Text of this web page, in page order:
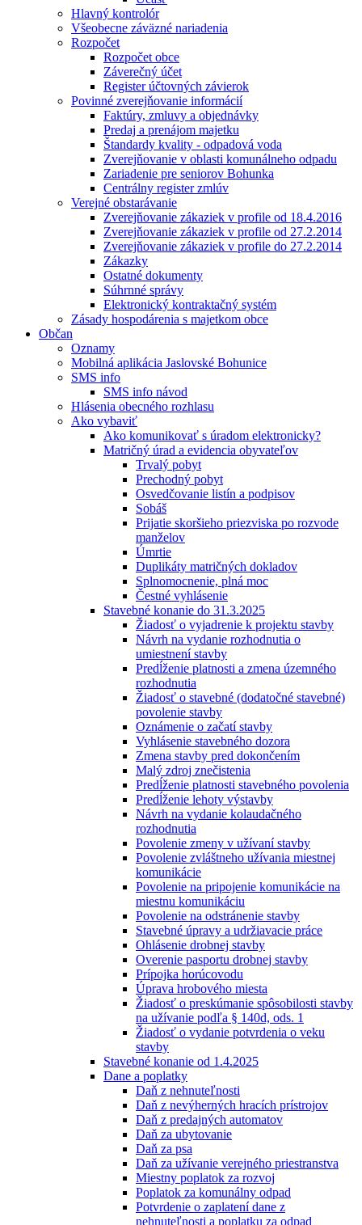
Hlavný kontrolór
Všeobecne záväzné nariadenia
Rozpočet
Rozpočet obce
Záverečný účet
Register účtovných závierok
Povinné zverejňovanie informácií
Faktúry, zmluvy a objednávky
Predaj a prenájom majetku
Štandardy kvality - odpadová voda
Zverejňovanie v oblasti komunálneho odpadu
Zariadenie pre seniorov Bohunka
Centrálny register zmlúv
Verejné obstarávanie
Zverejňovanie zákaziek v profile od 18.4.2016
Zverejňovanie zákaziek v profile od 27.2.2014
Zverejňovanie zákaziek v profile do 27.2.2014
Zákazky
Ostatné dokumenty
Súhrnné správy
Elektronický kontraktačný systém
Zásady hospodárenia s majetkom obce
Občan
Oznamy
Mobilná aplikácia Jaslovské Bohunice
SMS info
SMS info návod
Hlásenia obecného rozhlasu
Ako vybaviť
Ako komunikovať s úradom elektronicky?
Matričný úrad a evidencia obyvateľov
Trvalý pobyt
Prechodný pobyt
Osvedčovanie listín a podpisov
Sobáš
Prijatie skoršieho priezviska po rozvode
manželov
Úmrtie
Duplikáty matričných dokladov
Splnomocnenie, plná moc
Čestné vyhlásenie
Stavebné konanie do 31.3.2025
Žiadosť o vyjadrenie k projektu stavby
Návrh na vydanie rozhodnutia o
umiestnení stavby
Predĺženie platnosti a zmena územného
rozhodnutia
Žiadosť o stavebné (dodatočné stavebné)
povolenie stavby
Oznámenie o začatí stavby
Vyhlásenie stavebného dozora
Zmena stavby pred dokončením
Malý zdroj znečistenia
Predĺženie platnosti stavebného povolenia
Predĺženie lehoty výstavby
Návrh na vydanie kolaudačného
rozhodnutia
Povolenie zmeny v užívaní stavby
Povolenie zvláštneho užívania miestnej
komunikácie
Povolenie na pripojenie komunikácie na
miestnu komunikáciu
Povolenie na odstránenie stavby
Stavebné úpravy a udržiavacie práce
Ohlásenie drobnej stavby
Overenie pasportu drobnej stavby
Prípojka horúcovodu
Úprava hrobového miesta
Žiadosť o preskúmanie spôsobilosti stavby
na užívanie podľa § 140d, ods. 1
Žiadosť o vydanie potvrdenia o veku
stavby
Stavebné konanie od 1.4.2025
Dane a poplatky
Daň z nehnuteľnosti
Daň z nevýherných hracích prístrojov
Daň z predajných automatov
Daň za ubytovanie
Daň za psa
Daň za užívanie verejného priestranstva
Miestny poplatok za rozvoj
Poplatok za komunálny odpad
Potvrdenie o zaplatení dane z
nehnuteľnosti a poplatku za odpad